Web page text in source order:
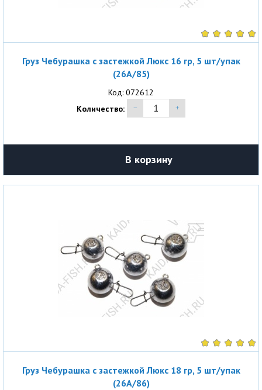
Груз Чебурашка с застежкой Люкс 16 гр, 5 шт/упак
(26A/85)
Код: 072612
Количество:
В корзину
Груз Чебурашка с застежкой Люкс 18 гр, 5 шт/упак
(26A/86)